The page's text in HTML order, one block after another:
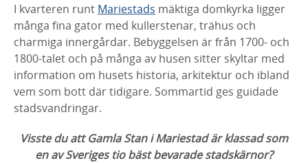
I kvarteren runt Mariestads mäktiga domkyrka ligger
många fina gator med kullerstenar, trähus och
charmiga innergårdar. Bebyggelsen är från 1700- och
1800-talet och på många av husen sitter skyltar med
information om husets historia, arkitektur och ibland
vem som bott där tidigare. Sommartid ges guidade
stadsvandringar.
Visste du att Gamla Stan i Mariestad är klassad som
en av Sveriges tio bäst bevarade stadskärnor?